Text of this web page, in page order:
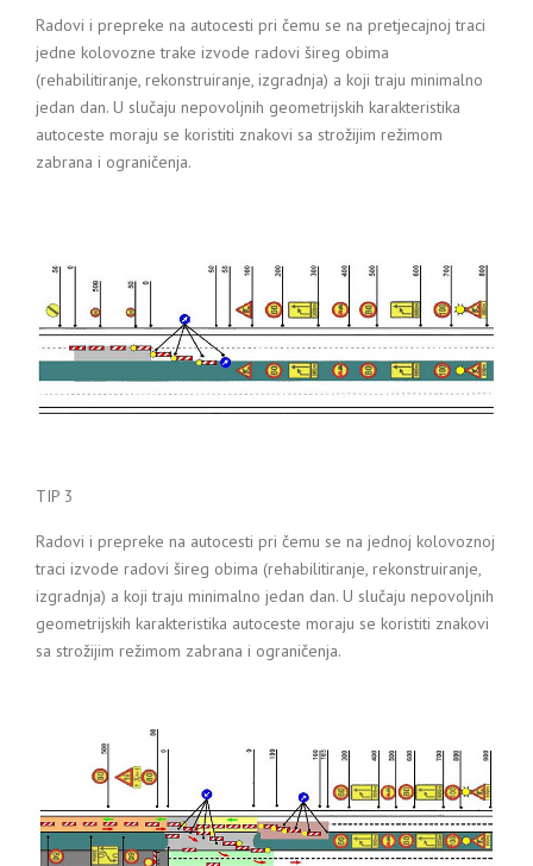
Radovi i prepreke na autocesti pri čemu se na pretjecajnoj traci
jedne kolovozne trake izvode radovi šireg obima
(rehabilitiranje, rekonstruiranje, izgradnja) a koji traju minimalno
jedan dan. U slučaju nepovoljnih geometrijskih karakteristika
autoceste moraju se koristiti znakovi sa strožijim režimom
zabrana i ograničenja.
TIP 3
Radovi i prepreke na autocesti pri čemu se na jednoj kolovoznoj
traci izvode radovi šireg obima (rehabilitiranje, rekonstruiranje,
izgradnja) a koji traju minimalno jedan dan. U slučaju nepovoljnih
geometrijskih karakteristika autoceste moraju se koristiti znakovi
sa strožijim režimom zabrana i ograničenja.